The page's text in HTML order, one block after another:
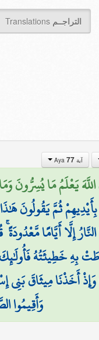
Translations التراجــم
آية Aya77
يَعْلَمُ مَا يُسِرُّونَ
ثُمَّ يَقُولُونَ
إِلَّا أَيَّامًا
بِهِ خَطِيئَتُهُ
وَإِذْ أَخَذْنَا مِيثَاقَ بَنِي
وَأَقِيمُوا